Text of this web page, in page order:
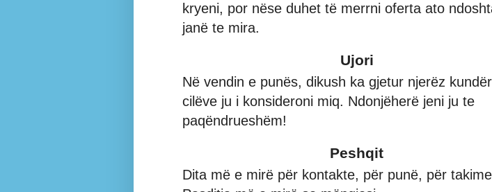
kryeni, por nëse duhet të merrni oferta ato
janë te mira.
Ujori
Në vendin e punës, dikush ka gjetur njerëz
cilëve ju i konsideroni miq. Ndonjëherë jeni ju te
paqëndrueshëm!
Peshqit
Dita më e mirë për kontakte, për punë, për